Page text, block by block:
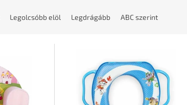
Legolcsóbb elöl Legdrágább ABC szerint